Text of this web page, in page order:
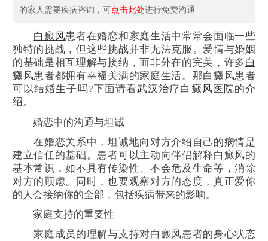
的家人需要疾病咨询，可点击此处进行免费沟通
白癜风患者在婚恋和家庭生活中常常会面临一些
独特的挑战，但这些挑战并非无法克服。爱情与婚姻
的基础是相互理解与接纳，而非外在的完美，许多 白
癜风患者都拥有幸福美满的家庭生活。那白癜风患者
可以结婚生子吗?下面请看武汉治疗白癜风医院的介
绍。
婚恋中的沟通与坦诚
在婚恋关系中，坦诚地向对方介绍自己的病情是
建立信任的基础。患者可以主动向伴侣解释白癜风的
基本常识，如不具有传染性、不会危及生命等，消除
对方的顾虑。同时，也要观察对方的态度，真正爱你
的人会接纳你的全部，包括疾病带来的影响。
家庭支持的重要性
家庭成员的理解与支持对白癜风患者的身心状态